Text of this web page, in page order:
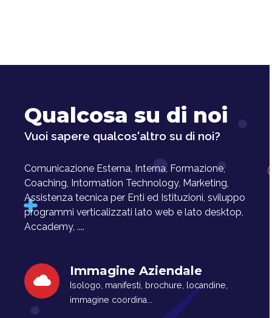
Qualcosa su di noi
Vuoi sapere qualcos'altro su di noi?
Comunicazione Esterna, Interna, Formazione,
Coaching, Intormation Technology, Marketing,
Assistenza tecnica per Enti ed Istituzioni, sviluppo
programmi verticalizzati lato web e lato desktop,
Accademy, ....
Immagine Aziendale
Isologo, manifesti, brochure, locandine,
immagine coordina...